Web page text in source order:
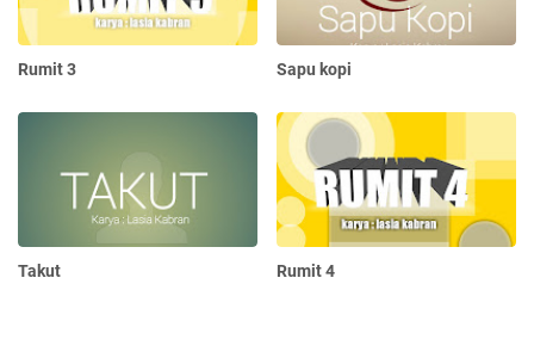
Rumit 3 Sapu kopi
Takut Rumit 4